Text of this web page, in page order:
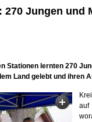
270 Jungen und
Stationen lernten 270
Land gelebt und ihren
auf